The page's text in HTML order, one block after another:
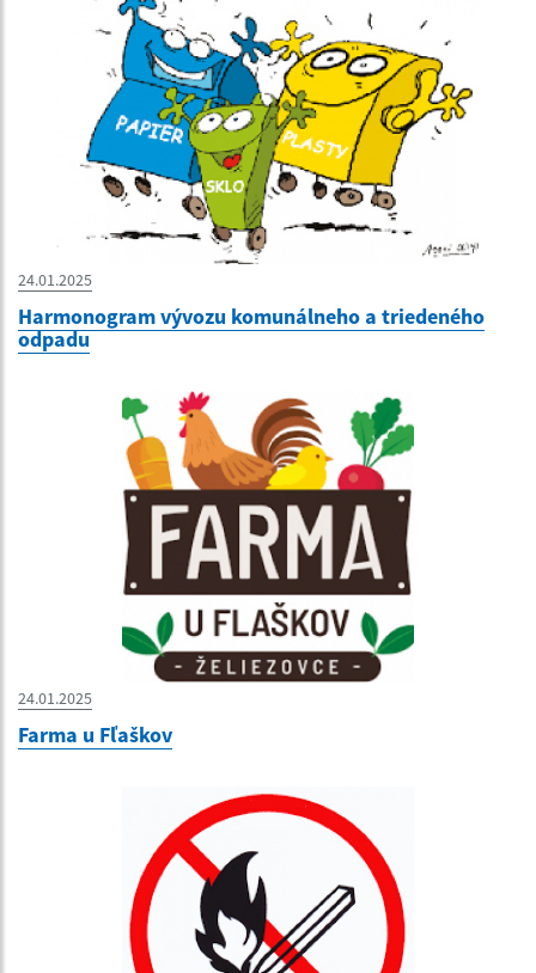
24.01.2025
Harmonogram vývozu komunálneho a triedeného
odpadu
24.01.2025
Farma u Fľaškov